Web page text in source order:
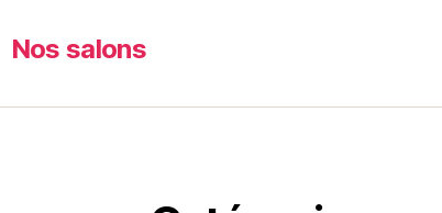
Nos salons